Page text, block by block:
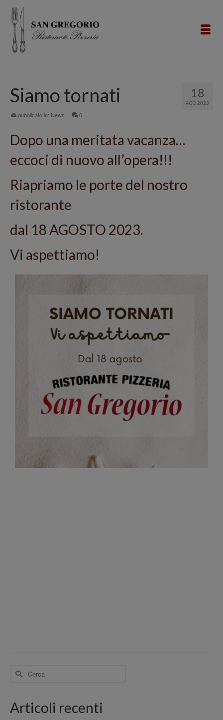
18
AGO 2023
Siamo tornati
pubblicato in: News | 0
Dopo una meritata vacanza…
eccoci di nuovo all’opera!!!
Riapriamo le porte del nostro
ristorante
dal 18 AGOSTO 2023.
Vi aspettiamo!
Cerca
per:
Articoli recenti